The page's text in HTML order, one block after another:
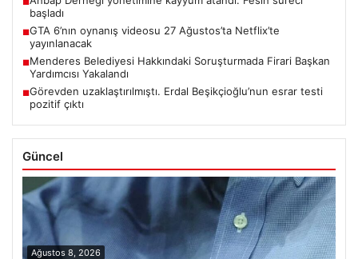
başladı
■GTA 6’nın oynanış videosu 27 Ağustos’ta Netflix’te
yayınlanacak
■Menderes Belediyesi Hakkındaki Soruşturmada Firari Başkan
Yardımcısı Yakalandı
■Görevden uzaklaştırılmıştı. Erdal Beşikçioğlu’nun esrar testi
pozitif çıktı
Güncel
Ağustos 8, 2026